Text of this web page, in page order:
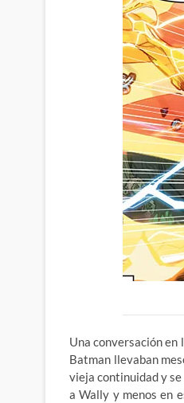
Una conversación en
Batman llevaban
vieja continuidad y
a Wally y menos en